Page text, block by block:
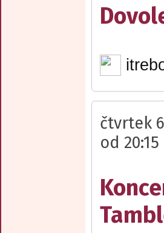
čtvrtek
od